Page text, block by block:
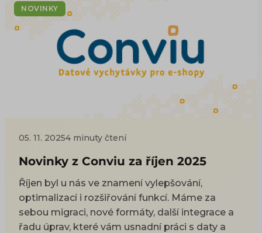
NOVINKY
05. 11. 20254 minuty čtení
Novinky z Conviu za říjen 2025
Říjen byl u nás ve znamení vylepšování,
optimalizací i rozšiřování funkcí. Máme za
sebou migraci, nové formáty, další integrace a
řadu úprav, které vám usnadní práci s daty a